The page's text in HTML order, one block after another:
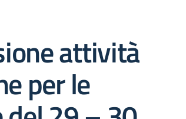
attività
per le